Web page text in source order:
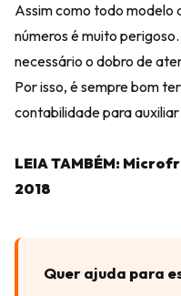
Assim como todo modelo
números é muito
necessário o dobro de
Por isso, é sempre bom
contabilidade para
LEIA TAMBÉM:
2018
Quer ajuda para